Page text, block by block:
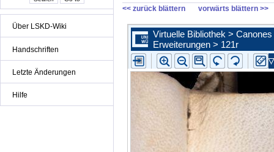
Über LSKD-Wiki
Handschriften
Letzte Änderungen
Hilfe
<< zurück blättern vorwärts blättern >>